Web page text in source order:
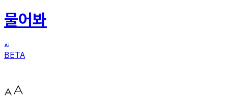
물어봐
BETA